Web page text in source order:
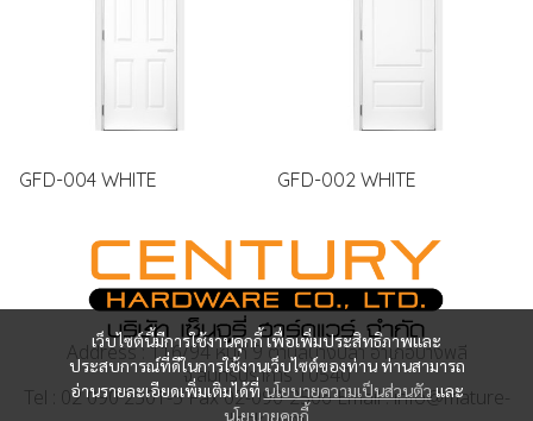
GFD-004 WHITE GFD-002 WHITE
เว็บไซต์นี้มีการใช้งานคุกกี้ เพื่อเพิ่มประสิทธิภาพและ
ประสบการณ์ที่ดีในการใช้งานเว็บไซต์ของท่าน ท่านสามารถ
อ่านรายละเอียดเพิ่มเติมได้ที่นโยบายความเป็นส่วนตัว และ
นโยบายคุกกี้
Address : 116/94 หมู่ที่ 9 ตำบลบางปลา อำเภอบางพลี
จ.สมุทรปราการ 10540
Tel : 02 090 2501-5 Fax 02-090-2506 Email : info@mature-